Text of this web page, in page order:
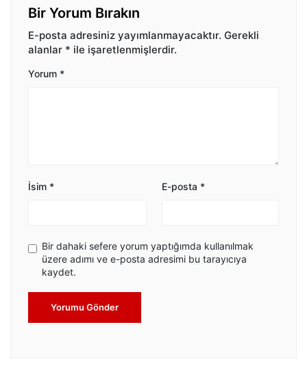
Bir Yorum Bırakın
E-posta adresiniz yayımlanmayacaktır. Gerekli
alanlar * ile işaretlenmişlerdir.
Yorum *
İsim * E-posta *
Bir dahaki sefere yorum yaptığımda kullanılmak
üzere adımı ve e-posta adresimi bu tarayıcıya
kaydet.
Yorumu Gönder